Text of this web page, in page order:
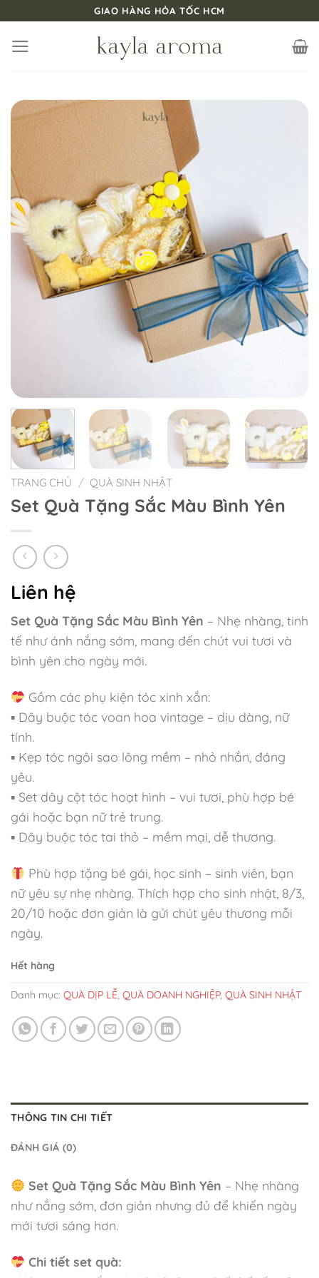
nội
GIAO HÀNG HỎA TỐC HCM
TRANG CHỦ / QUÀ SINH NHẬT
Set Quà Tặng Sắc Màu Bình Yên
Liên hệ
Set Quà Tặng Sắc Màu Bình Yên – Nhẹ nhàng, tinh
tế như ánh nắng sớm, mang đến chút vui tươi và
bình yên cho ngày mới.
Gồm các phụ kiện tóc xinh xắn:
▪ Dây buộc tóc voan hoa vintage – dịu dàng, nữ
tính.
▪ Kẹp tóc ngôi sao lông mềm – nhỏ nhắn, đáng
yêu.
▪ Set dây cột tóc hoạt hình – vui tươi, phù hợp bé
gái hoặc bạn nữ trẻ trung.
▪ Dây buộc tóc tai thỏ – mềm mại, dễ thương.
Phù hợp tặng bé gái, học sinh – sinh viên, bạn
nữ yêu sự nhẹ nhàng. Thích hợp cho sinh nhật, 8/3,
20/10 hoặc đơn giản là gửi chút yêu thương mỗi
ngày.
Hết hàng
Danh mục: QUÀ DỊP LỄ, QUÀ DOANH NGHIỆP, QUÀ SINH NHẬT
THÔNG TIN CHI TIẾT
ĐÁNH GIÁ (0)
Set Quà Tặng Sắc Màu Bình Yên – Nhẹ nhàng
như nắng sớm, đơn giản nhưng đủ để khiến ngày
mới tươi sáng hơn.
Chi tiết set quà: